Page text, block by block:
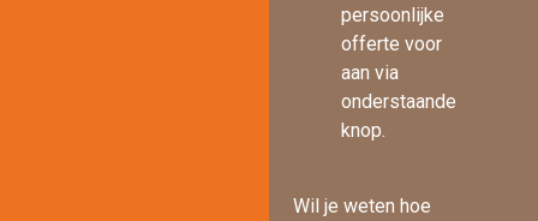
persoonlijke
offerte voor
aan via
onderstaande
knop.
Wil je weten hoe